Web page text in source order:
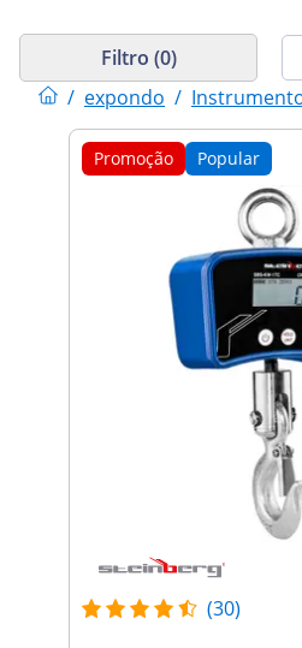
/ expondo /
Filtro (0)
Promoção Popular
(30)